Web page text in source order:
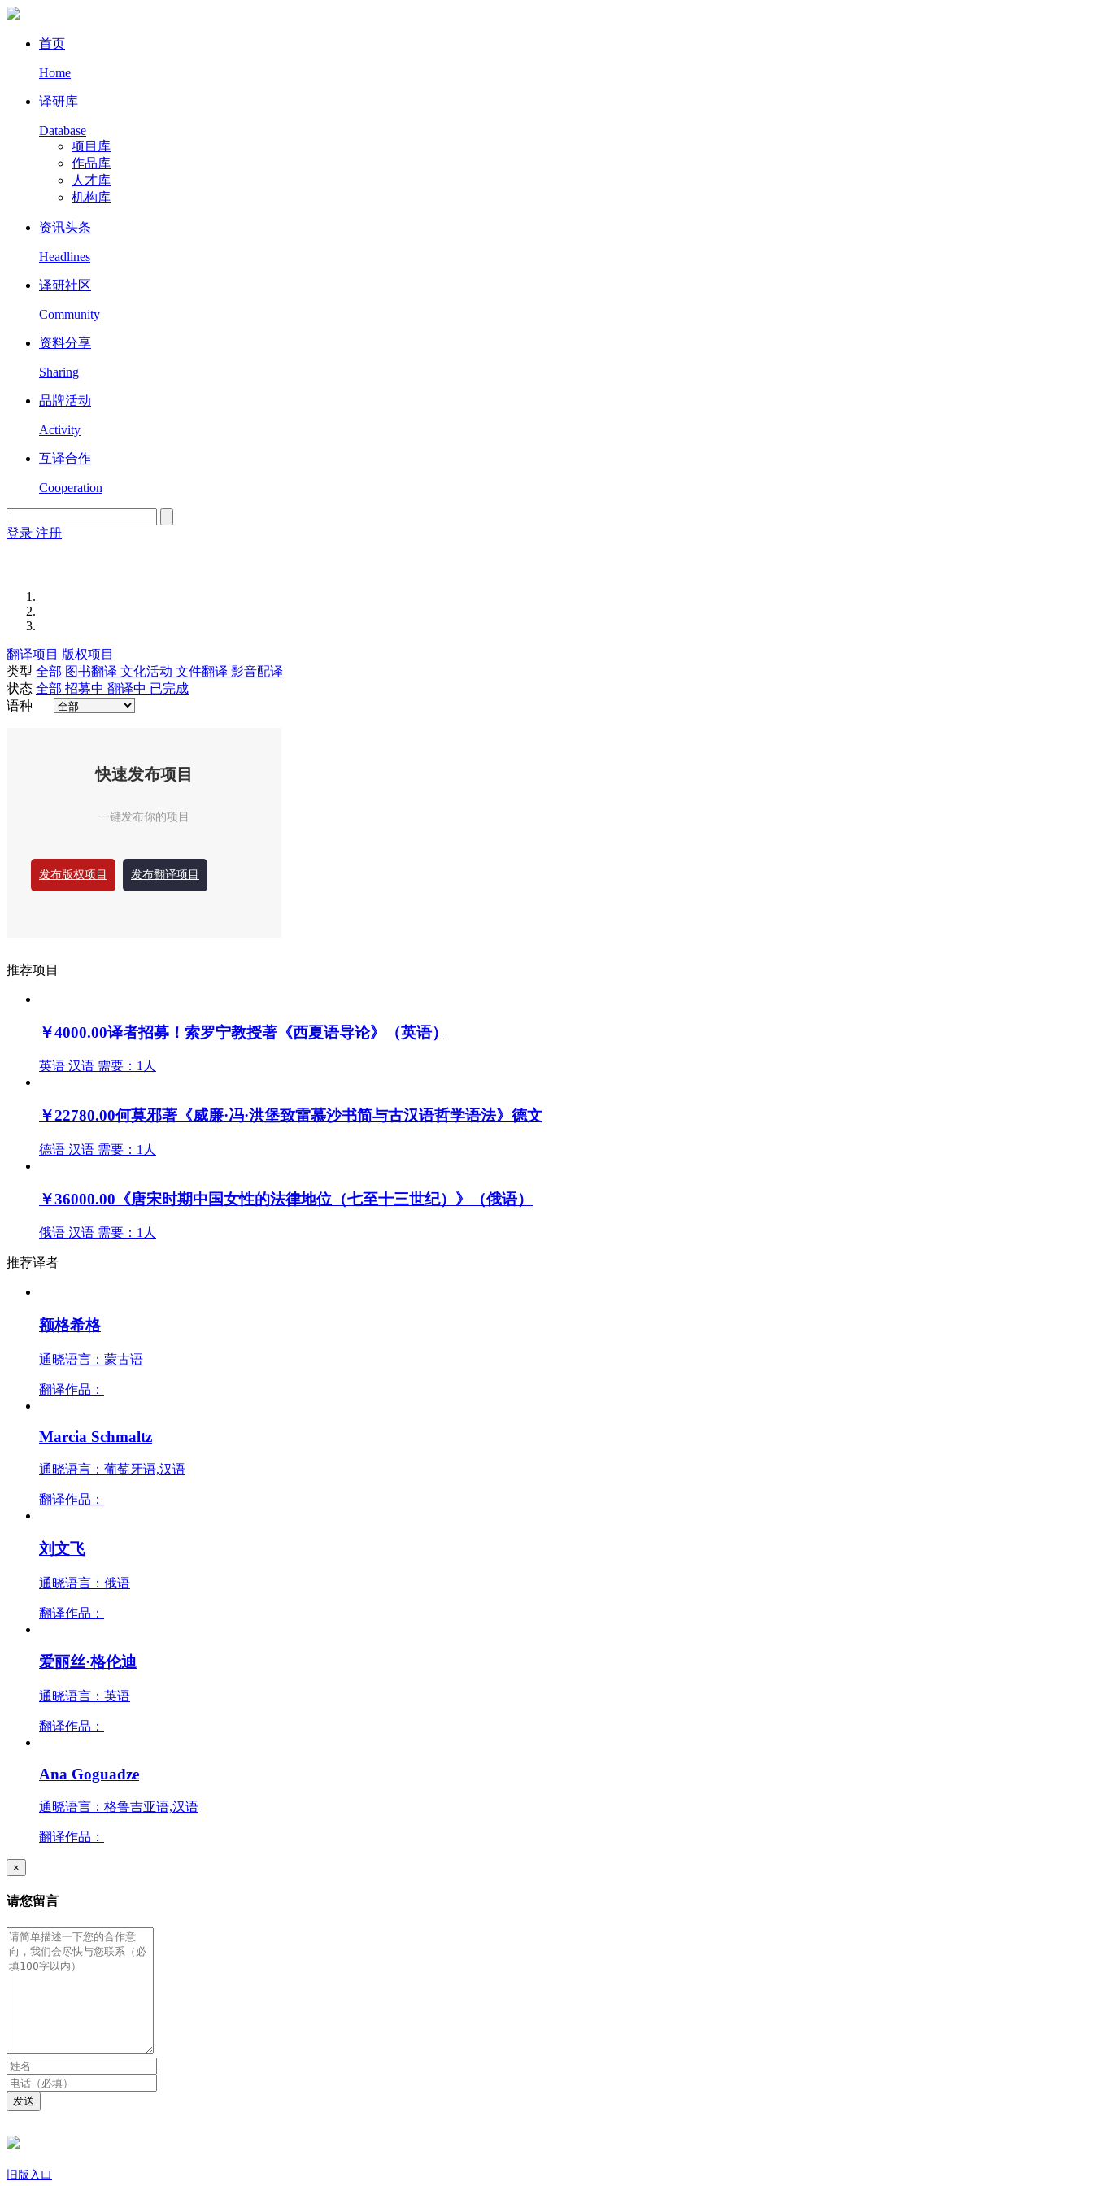
首页
Home
译研库
Database
项目库
作品库
人才库
机构库
资讯头条
Headlines
译研社区
Community
资料分享
Sharing
品牌活动
Activity
互译合作
Cooperation
登录 注册
翻译项目 版权项目
类型 全部 图书翻译 文化活动 文件翻译 影音配译
状态 全部 招募中 翻译中 已完成
语种
快速发布项目
一键发布你的项目
发布版权项目 发布翻译项目
推荐项目
￥4000.00译者招募！索罗宁教授著《西夏语导论》（英语）
英语 汉语 需要：1人
￥22780.00何莫邪著《威廉·冯·洪堡致雷慕沙书简与古汉语哲学语法》德文
德语 汉语 需要：1人
￥36000.00 《唐宋时期中国女性的法律地位（七至十三世纪）》（俄语）
俄语 汉语 需要：1人
推荐译者
额格希格
通晓语言：蒙古语
翻译作品：
Marcia Schmaltz
通晓语言：葡萄牙语,汉语
翻译作品：
刘文飞
通晓语言：俄语
翻译作品：
爱丽丝·格伦迪
通晓语言：英语
翻译作品：
Ana Goguadze
通晓语言：格鲁吉亚语,汉语
翻译作品：
×
请您留言
发送
旧版入口